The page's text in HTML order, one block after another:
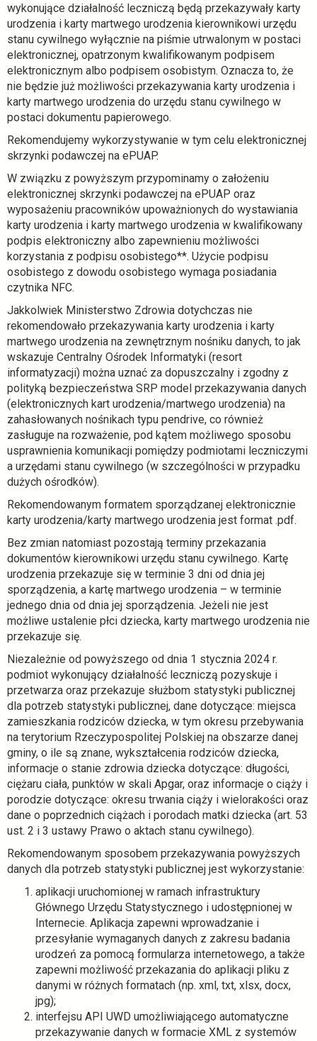
wykonujące działalność leczniczą będą przekazywały karty
urodzenia i karty martwego urodzenia kierownikowi urzędu
stanu cywilnego wyłącznie na piśmie utrwalonym w postaci
elektronicznej, opatrzonym kwalifikowanym podpisem
elektronicznym albo podpisem osobistym. Oznacza to, że
nie będzie już możliwości przekazywania karty urodzenia i
karty martwego urodzenia do urzędu stanu cywilnego w
postaci dokumentu papierowego.
Rekomendujemy wykorzystywanie w tym celu elektronicznej
skrzynki podawczej na ePUAP.
W związku z powyższym przypominamy o założeniu
elektronicznej skrzynki podawczej na ePUAP oraz
wyposażeniu pracowników upoważnionych do wystawiania
karty urodzenia i karty martwego urodzenia w kwalifikowany
podpis elektroniczny albo zapewnieniu możliwości
korzystania z podpisu osobistego**. Użycie podpisu
osobistego z dowodu osobistego wymaga posiadania
czytnika NFC.
Jakkolwiek Ministerstwo Zdrowia dotychczas nie
rekomendowało przekazywania karty urodzenia i karty
martwego urodzenia na zewnętrznym nośniku danych, to jak
wskazuje Centralny Ośrodek Informatyki (resort
informatyzacji) można uznać za dopuszczalny i zgodny z
polityką bezpieczeństwa SRP model przekazywania danych
(elektronicznych kart urodzenia/martwego urodzenia) na
zahasłowanych nośnikach typu pendrive, co również
zasługuje na rozważenie, pod kątem możliwego sposobu
usprawnienia komunikacji pomiędzy podmiotami leczniczymi
a urzędami stanu cywilnego (w szczególności w przypadku
dużych ośrodków).
Rekomendowanym formatem sporządzanej elektronicznie
karty urodzenia/karty martwego urodzenia jest format .pdf.
Bez zmian natomiast pozostają terminy przekazania
dokumentów kierownikowi urzędu stanu cywilnego. Kartę
urodzenia przekazuje się w terminie 3 dni od dnia jej
sporządzenia, a kartę martwego urodzenia – w terminie
jednego dnia od dnia jej sporządzenia. Jeżeli nie jest
możliwe ustalenie płci dziecka, karty martwego urodzenia nie
przekazuje się.
Niezależnie od powyższego od dnia 1 stycznia 2024 r.
podmiot wykonujący działalność leczniczą pozyskuje i
przetwarza oraz przekazuje służbom statystyki publicznej
dla potrzeb statystyki publicznej, dane dotyczące: miejsca
zamieszkania rodziców dziecka, w tym okresu przebywania
na terytorium Rzeczypospolitej Polskiej na obszarze danej
gminy, o ile są znane, wykształcenia rodziców dziecka,
informacje o stanie zdrowia dziecka dotyczące: długości,
ciężaru ciała, punktów w skali Apgar, oraz informacje o ciąży i
porodzie dotyczące: okresu trwania ciąży i wielorakości oraz
dane o poprzednich ciążach i porodach matki dziecka (art. 53
ust. 2 i 3 ustawy Prawo o aktach stanu cywilnego).
Rekomendowanym sposobem przekazywania powyższych
danych dla potrzeb statystyki publicznej jest wykorzystanie:
aplikacji uruchomionej w ramach infrastruktury
Głównego Urzędu Statystycznego i udostępnionej w
Internecie. Aplikacja zapewni wprowadzanie i
przesyłanie wymaganych danych z zakresu badania
urodzeń za pomocą formularza internetowego, a także
zapewni możliwość przekazania do aplikacji pliku z
danymi w różnych formatach (np. xml, txt, xlsx, docx,
jpg);
interfejsu API UWD umożliwiającego automatyczne
przekazywanie danych w formacie XML z systemów